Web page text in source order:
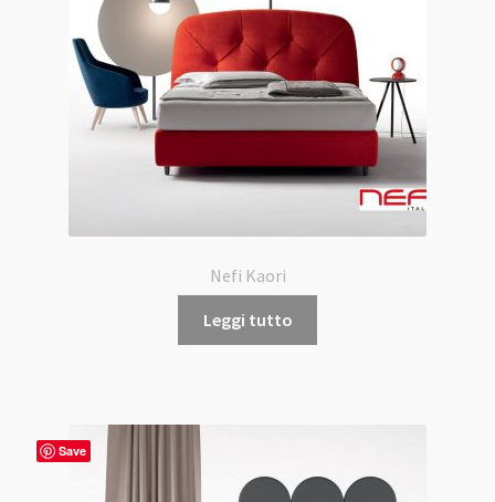
Nefi Kaori
Leggi tutto
Save